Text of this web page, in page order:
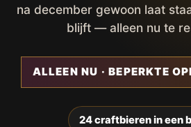
na december gewoon laat
blijft — alleen nu te
ALLEEN NU · BEPERKTE
24 craftbieren in een